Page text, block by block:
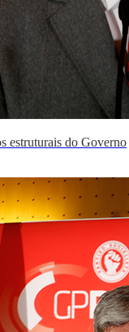
estruturais do Governo